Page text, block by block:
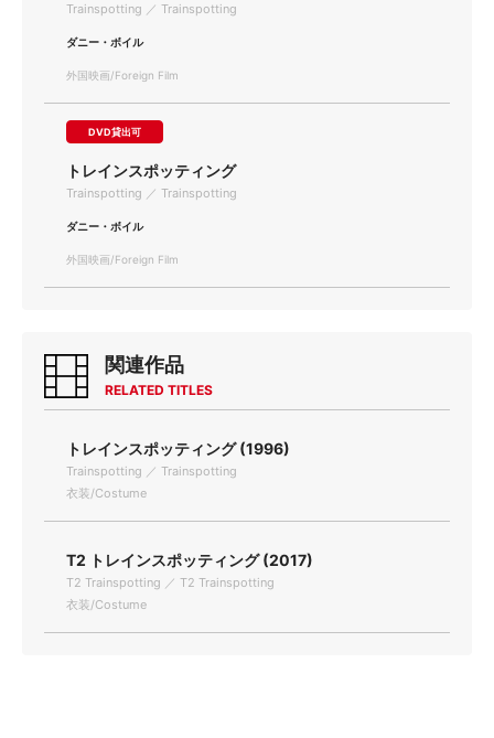
Trainspotting ／ Trainspotting
ダニー・ボイル
外国映画/Foreign Film
DVD貸出可
トレインスポッティング
Trainspotting ／ Trainspotting
ダニー・ボイル
外国映画/Foreign Film
関連作品
RELATED TITLES
トレインスポッティング (1996)
Trainspotting ／ Trainspotting
衣装/Costume
T2 トレインスポッティング (2017)
T2 Trainspotting ／ T2 Trainspotting
衣装/Costume